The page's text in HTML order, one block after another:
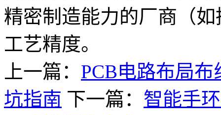
精密制造能力的厂商（
工艺精度。
上一篇： PCB电路布局
坑指南 下一篇： 智能手